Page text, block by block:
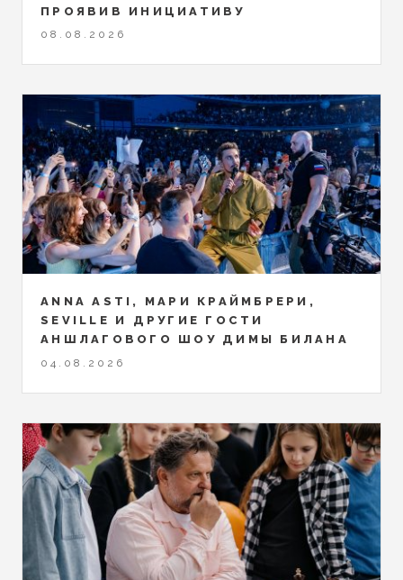
ПРОЯВИВ ИНИЦИАТИВУ
08.08.2026
ANNA ASTI, МАРИ КРАЙМБРЕРИ,
SEVILLE И ДРУГИЕ ГОСТИ
АНШЛАГОВОГО ШОУ ДИМЫ БИЛАНА
04.08.2026